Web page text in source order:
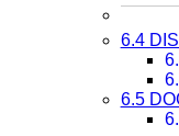
6.4
6.5